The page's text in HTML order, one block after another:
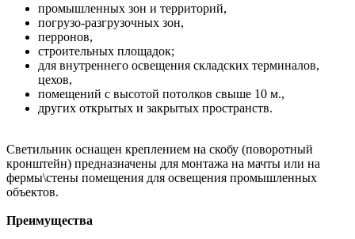
промышленных зон и территорий,
погрузо-разгрузочных зон,
перронов,
строительных площадок;
для внутреннего освещения складских терминалов,
цехов,
помещений с высотой потолков свыше 10 м.,
других открытых и закрытых пространств.
Светильник оснащен креплением на скобу (поворотный
кронштейн) предназначены для монтажа на мачты или на
фермы\стены помещения для освещения промышленных
объектов.
Преимущества